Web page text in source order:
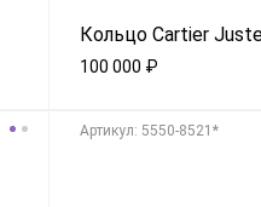
Кольцо Cartier
100 000 ₽
Aртикул: 5550-8521*